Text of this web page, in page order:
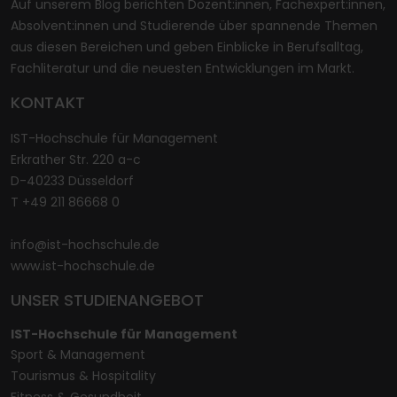
Auf unserem Blog berichten Dozent:innen, Fachexpert:innen,
Absolvent:innen und Studierende über spannende Themen
aus diesen Bereichen und geben Einblicke in Berufsalltag,
Fachliteratur und die neuesten Entwicklungen im Markt.
KONTAKT
IST-Hochschule für Management
Erkrather Str. 220 a-c
D-40233 Düsseldorf
T +49 211 86668 0
info@ist-hochschule.de
www.ist-hochschule.de
UNSER STUDIENANGEBOT
IST-Hochschule für Management
Sport & Management
Tourismus & Hospitality